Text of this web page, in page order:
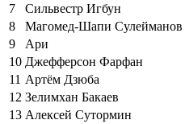
7
Сильвестр Игбун
8
Магомед-Шапи Сулейманов
9
Ари
10 Джефферсон Фарфан
11 Артём Дзюба
12 Зелимхан Бакаев
13 Алексей Сутормин